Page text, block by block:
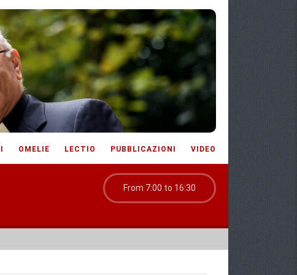
OMELIE LECTIO PUBBLICAZIONI VIDEO
From 7:00 to 16:30